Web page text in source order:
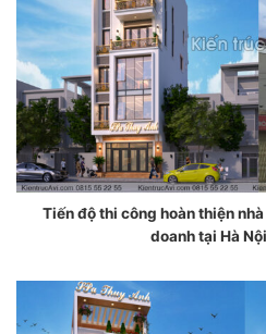
Tiến độ thi công hoàn thiện
doanh tại Hà